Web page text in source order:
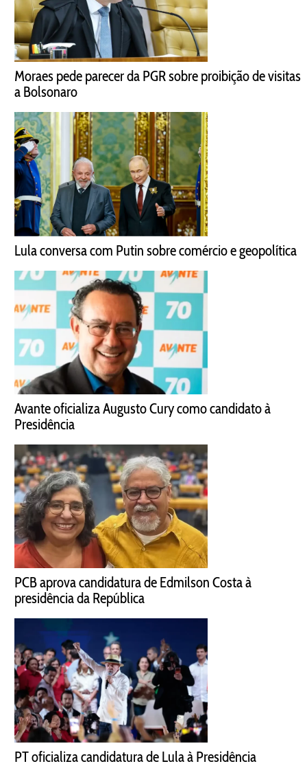
Moraes pede parecer da PGR sobre proibição de visitas
a Bolsonaro
Lula conversa com Putin sobre comércio e geopolítica
Avante oficializa Augusto Cury como candidato à
Presidência
PCB aprova candidatura de Edmilson Costa à
presidência da República
PT oficializa candidatura de Lula à Presidência